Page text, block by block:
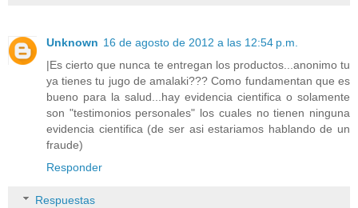
Unknown 16 de agosto de 2012 a las 12:54 p.m.
|Es cierto que nunca te entregan los productos...anonimo tu
ya tienes tu jugo de amalaki??? Como fundamentan que es
bueno para la salud...hay evidencia cientifica o solamente
son "testimonios personales" los cuales no tienen ninguna
evidencia cientifica (de ser asi estariamos hablando de un
fraude)
Responder
Respuestas